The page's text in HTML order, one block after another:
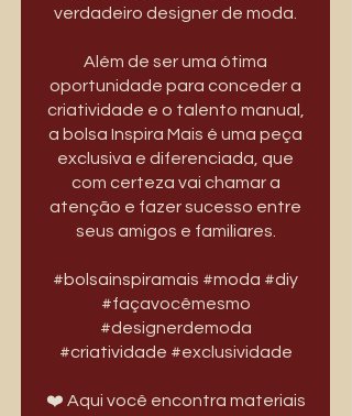
verdadeiro designer de moda.
Além de ser uma ótima
oportunidade para conceder a
criatividade e o talento manual,
a bolsa Inspira Mais é uma peça
exclusiva e diferenciada, que
com certeza vai chamar a
atenção e fazer sucesso entre
seus amigos e familiares.
#bolsainspiramais #moda #diy
#façavocêmesmo
#designerdemoda
#criatividade #exclusividade
❤️ Aqui você encontra materiais